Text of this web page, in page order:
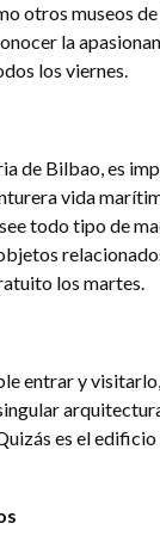
otros museos
la
los viernes.
de Bilbao, es
vida
todo tipo de
los martes.
entrar y
es el